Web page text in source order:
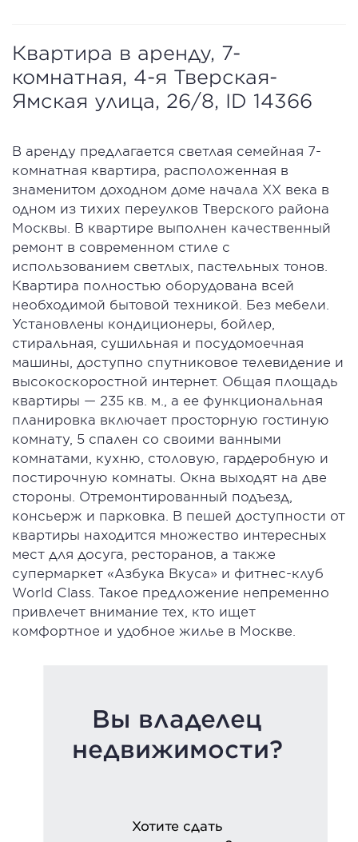
Квартира в аренду, 7-
комнатная, 4-я Тверская-
Ямская улица, 26/8, ID 14366
В аренду предлагается светлая семейная 7-
комнатная квартира, расположенная в
знаменитом доходном доме начала XX века в
одном из тихих переулков Тверского района
Москвы. В квартире выполнен качественный
ремонт в современном стиле с
использованием светлых, пастельных тонов.
Квартира полностью оборудована всей
необходимой бытовой техникой. Без мебели.
Установлены кондиционеры, бойлер,
стиральная, сушильная и посудомоечная
машины, доступно спутниковое телевидение и
высокоскоростной интернет. Общая площадь
квартиры — 235 кв. м., а ее функциональная
планировка включает просторную гостиную
комнату, 5 спален со своими ванными
комнатами, кухню, столовую, гардеробную и
постирочную комнаты. Окна выходят на две
стороны. Отремонтированный подъезд,
консьерж и парковка. В пешей доступности от
квартиры находится множество интересных
мест для досуга, ресторанов, а также
супермаркет «Азбука Вкуса» и фитнес-клуб
World Class. Такое предложение непременно
привлечет внимание тех, кто ищет
комфортное и удобное жилье в Москве.
Вы владелец
недвижимости?
Хотите сдать